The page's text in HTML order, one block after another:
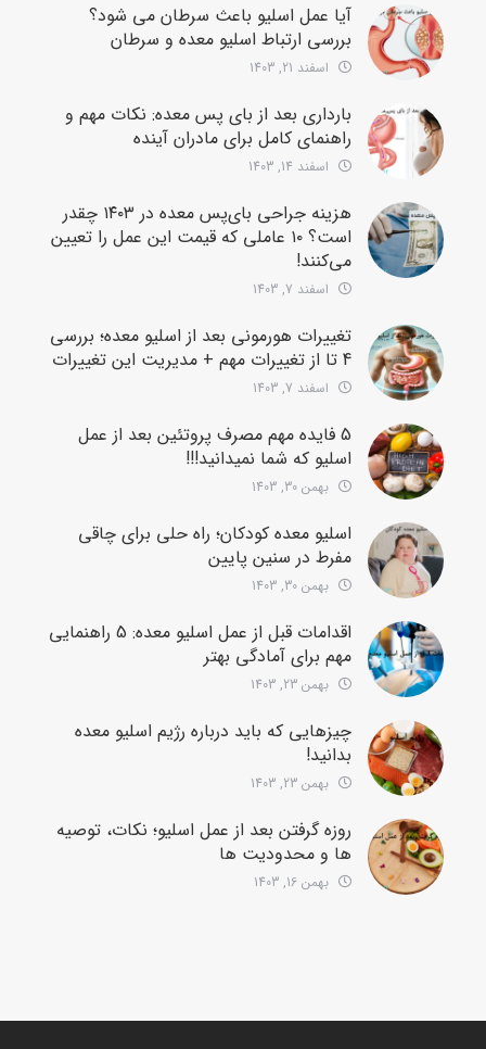
آیا عمل اسلیو باعث سرطان می شود؟
بررسی ارتباط اسلیو معده و سرطان
اسفند 21, 1403
بارداری بعد از بای پس معده: نکات مهم و
راهنمای کامل برای مادران آینده
اسفند 14, 1403
هزینه جراحی بای‌پس معده در ۱۴۰۳ چقدر
است؟ ۱۰ عاملی که قیمت این عمل را تعیین
می‌کنند!
اسفند 7, 1403
تغییرات هورمونی بعد از اسلیو معده؛ بررسی
4 تا از تغییرات مهم + مدیریت این تغییرات
اسفند 7, 1403
5 فایده مهم مصرف پروتئین بعد از عمل
اسلیو که شما نمیدانید!!!
بهمن 30, 1403
اسلیو معده کودکان؛ راه حلی برای چاقی
مفرط در سنین پایین
بهمن 30, 1403
اقدامات قبل از عمل اسلیو معده: 5 راهنمایی
مهم برای آمادگی بهتر
بهمن 23, 1403
چیزهایی که باید درباره رژیم اسلیو معده
بدانید!
بهمن 23, 1403
روزه گرفتن بعد از عمل اسلیو؛ نکات، توصیه
ها و محدودیت ها
بهمن 16, 1403